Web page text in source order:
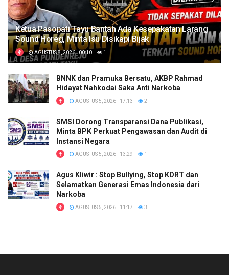
Ketua Pasopati Tayu Bantah Ada Kesepakatan Larang
Sound Horeg, Minta Isu Disikapi Bijak
AGUSTUS 8, 2026 | 00:10 1
BNNK dan Pramuka Bersatu, AKBP Rahmad
Hidayat Nahkodai Saka Anti Narkoba
AGUSTUS 5, 2026 | 17:13 2
SMSI Dorong Transparansi Dana Publikasi,
Minta BPK Perkuat Pengawasan dan Audit di
Instansi Negara
AGUSTUS 5, 2026 | 13:29 1
Agus Kliwir : Stop Bullying, Stop KDRT dan
Selamatkan Generasi Emas Indonesia dari
Narkoba
AGUSTUS 5, 2026 | 11:17 3